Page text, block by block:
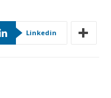
Linkedin